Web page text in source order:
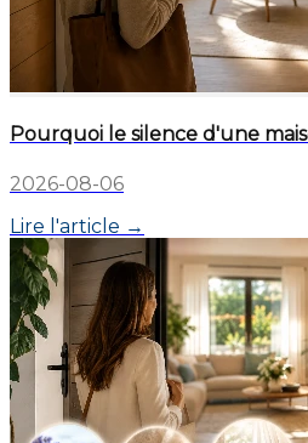
Pourquoi le silence d'une
2026-08-06
Lire l'article →